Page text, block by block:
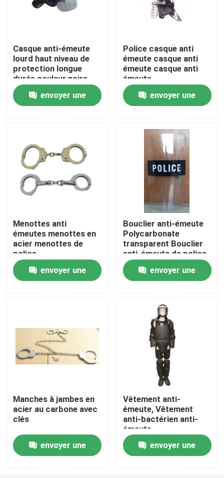
À la maison
Produits
Vidéos
À propos de nous
Contrôle de la qualité
Demandez un devis
Usage tactique militaire
Casque anti-émeute
lourd haut niveau de
protection longue
durée couleur noire
envoyer une
Police casque anti
émeute casque anti
émeute casque anti
émeute
envoyer une
Menottes anti
émeutes menottes en
acier menottes de
police
envoyer une
Bouclier anti-émeute
Polycarbonate
transparent Bouclier
anti-émeute de police
envoyer une
Manches à jambes en
acier au carbone avec
clés
envoyer une
Vêtement anti-
émeute, Vêtement
anti-bactérien anti-
émeute.
envoyer une